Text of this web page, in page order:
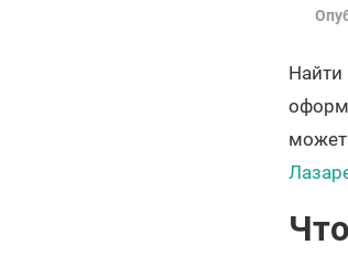
Найти
может